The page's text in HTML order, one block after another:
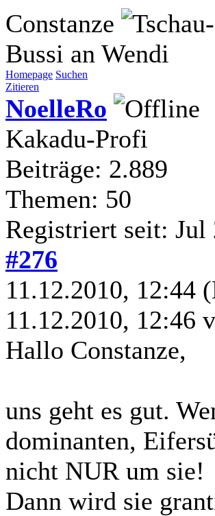
Constanze
Bussi an Wendi
Homepage Suchen
Zitieren
NoelleRo
Kakadu-Profi
Beiträge: 2.889
Themen: 50
Registriert seit: Jul
#276
11.12.2010, 12:44
11.12.2010, 12:46
Hallo Constanze,
uns geht es gut.
dominanten,
nicht NUR um sie!
Dann wird sie